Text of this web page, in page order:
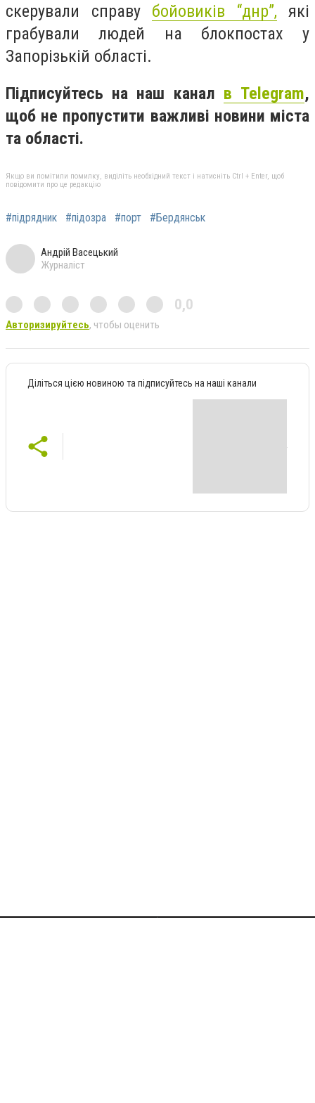
скерували справу бойовиків “днр”, які
грабували людей на блокпостах у
Запорізькій області.
Підписуйтесь на наш канал в Telegram,
щоб не пропустити важливі новини міста
та області.
Якщо ви помітили помилку, виділіть необхідний текст і натисніть Ctrl + Enter, щоб
повідомити про це редакцію
#підрядник #підозра #порт #Бердянськ
Андрій Васецький
Журналіст
0,0
Авторизируйтесь, чтобы оценить
Діліться цією новиною та підписуйтесь на наші канали